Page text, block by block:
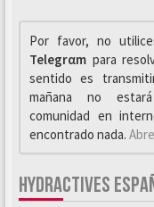
Por favor, no
Telegrαm para
sentido es
mañana no
comunidad en
encontrado nada.
HYDRACTIVES